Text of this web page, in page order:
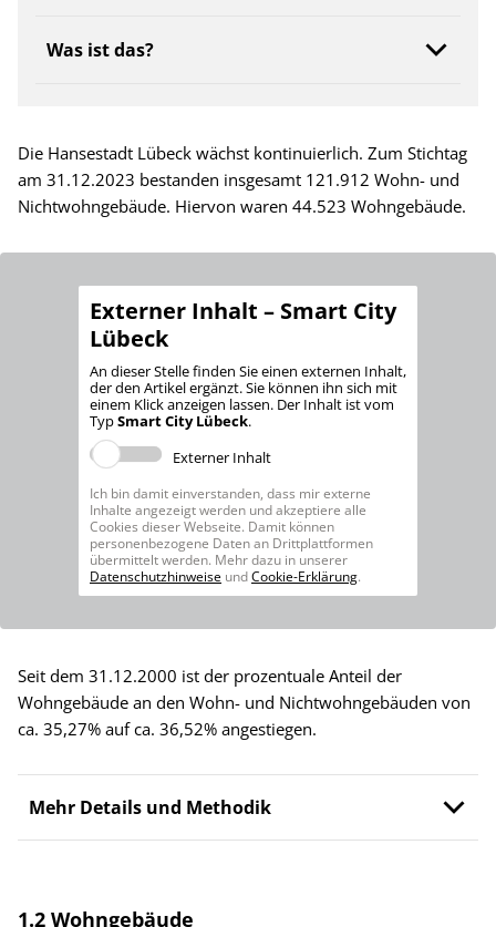
Was ist das?
Die Hansestadt Lübeck wächst kontinuierlich. Zum Stichtag
am 31.12.2023 bestanden insgesamt 121.912 Wohn- und
Nichtwohngebäude. Hiervon waren 44.523 Wohngebäude.
Externer Inhalt – Smart City
Lübeck
An dieser Stelle finden Sie einen externen Inhalt,
der den Artikel ergänzt. Sie können ihn sich mit
einem Klick anzeigen lassen. Der Inhalt ist vom
TypSmart City Lübeck.
Externer Inhalt
Ich bin damit einverstanden, dass mir externe
Inhalte angezeigt werden und akzeptiere alle
Cookies dieser Webseite. Damit können
personenbezogene Daten an Drittplattformen
übermittelt werden. Mehr dazu in unserer
Datenschutzhinweise undCookie-Erklärung.
Seit dem 31.12.2000 ist der prozentuale Anteil der
Wohngebäude an den Wohn- und Nichtwohngebäuden von
ca. 35,27% auf ca. 36,52% angestiegen.
Mehr Details und Methodik
1.2 Wohngebäude